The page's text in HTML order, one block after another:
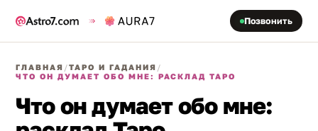
Позвонить
ГЛАВНАЯ /ТАРО И ГАДАНИЯ /
ЧТО ОН ДУМАЕТ ОБО МНЕ: РАСКЛАД ТАРО
Что он думает обо мне: